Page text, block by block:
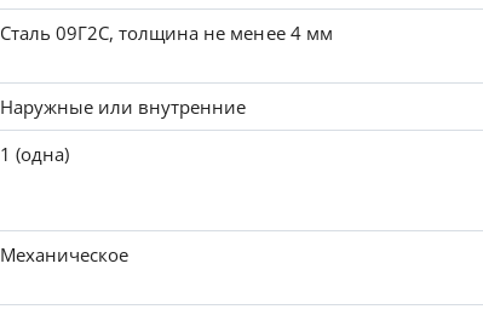
Сталь 09Г2С, толщина не менее 4 мм
Наружные или внутренние
1 (одна)
Механическое